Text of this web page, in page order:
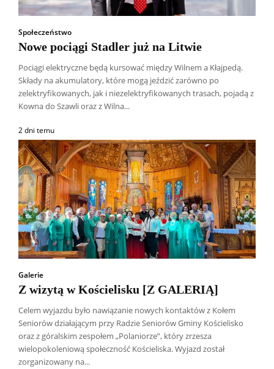
Społeczeństwo
Nowe pociągi Stadler już na Litwie
Pociągi elektryczne będą kursować między Wilnem a Kłajpedą.
Składy na akumulatory, które mogą jeździć zarówno po
zelektryfikowanych, jak i niezelektryfikowanych trasach, pojadą z
Kowna do Szawli oraz z Wilna...
2 dni temu
Galerie
Z wizytą w Kościelisku [Z GALERIĄ]
Celem wyjazdu było nawiązanie nowych kontaktów z Kołem
Seniorów działającym przy Radzie Seniorów Gminy Kościelisko
oraz z góralskim zespołem „Polaniorze”, który zrzesza
wielopokoleniową społeczność Kościeliska. Wyjazd został
zorganizowany na...